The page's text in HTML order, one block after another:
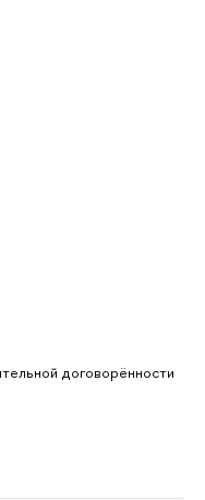
договорённости